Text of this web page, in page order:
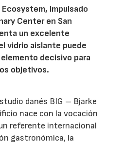
impulsado
Center en San
un excelente
vidrio aislante puede
decisivo para
objetivos.
danés BIG – Bjarke
nace con la vocación
referente internacional
gastronómica, la